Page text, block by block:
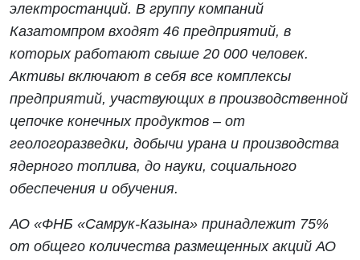
электростанций. В группу компаний
Казатомпром входят 46 предприятий, в
которых работают свыше 20 000 человек.
Активы включают в себя все комплексы
предприятий, участвующих в производственной
цепочке конечных продуктов – от
геологоразведки, добычи урана и производства
ядерного топлива, до науки, социального
обеспечения и обучения.
АО «ФНБ «Самрук-Казына» принадлежит 75%
от общего количества размещенных акций АО